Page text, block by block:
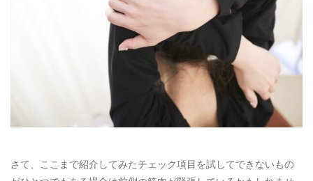
さて、ここまで紹介してみたチェック項目を試してできないもの